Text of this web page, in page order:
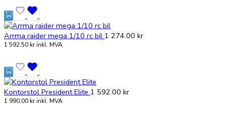
Arrma raider mega 1/10 rc bil 1 274.00 kr
1 592.50 krinkl. MVA
Kontorstol President Elite 1 592.00 kr
1 990.00 krinkl. MVA